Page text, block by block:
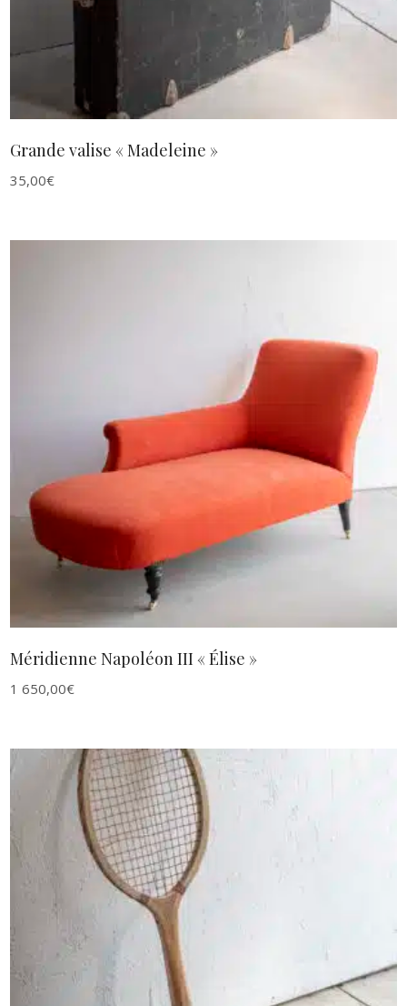
Grande valise « Madeleine »
35,00€
AJOUTER AU PANIER
Méridienne Napoléon III « Élise »
1 650,00€
AJOUTER AU PANIER